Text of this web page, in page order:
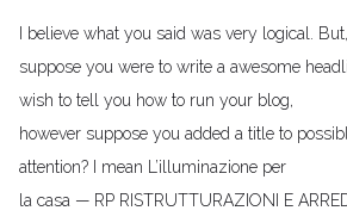
I believe what you said was very logical.
suppose you were to write a awesome
wish to tell you how to run your blog,
however suppose you added a title to
attention? I mean L’illuminazione per
la casa — RP RISTRUTTURAZIONI E